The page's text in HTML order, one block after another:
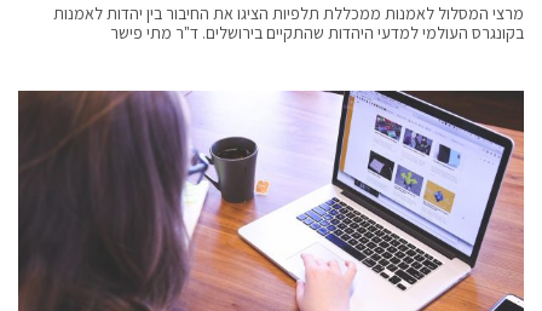
מרצי המסלול לאמנות ממכללת תלפיות הציגו את החיבור בין יהדות לאמנות
בקונגרס העולמי למדעי היהדות שהתקיים בירושלים. ד"ר מתי פישר